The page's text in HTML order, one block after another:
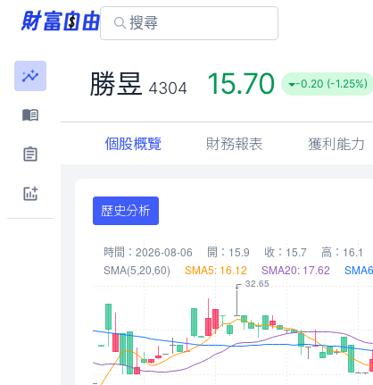
勝昱 4304 15.70 -0.20 (-1.25%)
個股概覽 財務報表 獲利能力
歷史分析